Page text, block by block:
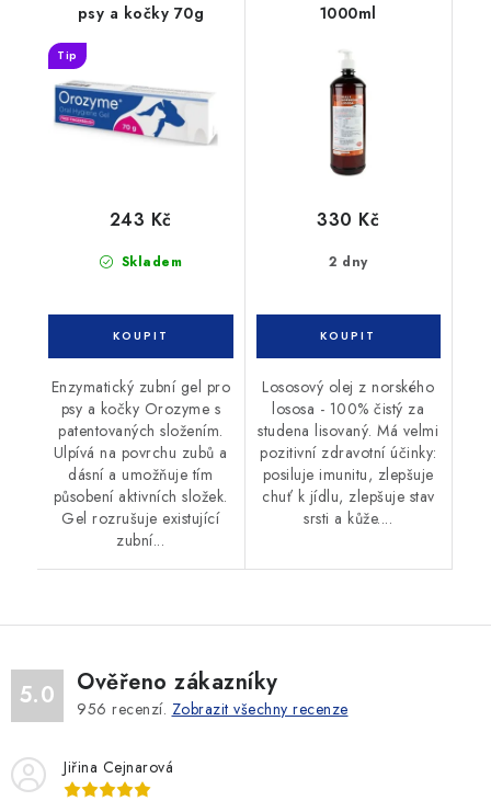
psy a kočky 70g
Tip
Skladem
243 Kč
Enzymatický zubní gel pro
psy a kočky Orozyme s
patentovaných složením.
Ulpívá na povrchu zubů a
dásní a umožňuje tím
působení aktivních složek.
Gel rozrušuje existující
zubní...
1000ml
2 dny
330 Kč
Lososový olej z norského
lososa - 100% čistý za
studena lisovaný. Má velmi
pozitivní zdravotní účinky:
posiluje imunitu, zlepšuje
chuť k jídlu, zlepšuje stav
srsti a kůže....
5.0 Ověřeno zákazníky
956 recenzí. Zobrazit všechny recenze
Jiřina Cejnarová